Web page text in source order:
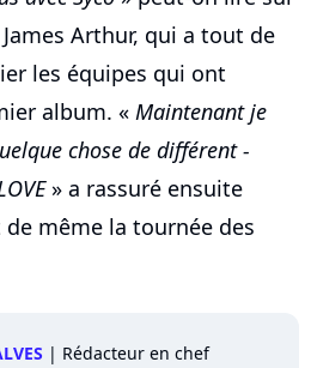
Arthur, qui a tout de
les équipes qui ont
album. « Maintenant je
chose de différent -
» a rassuré ensuite
même la tournée des
| Rédacteur en chef